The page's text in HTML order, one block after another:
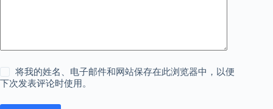
将我的姓名、电子邮件和网站保存在此浏览器中，以便
下次发表评论时使用。